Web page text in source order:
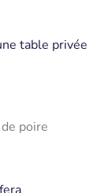
table privée
poire